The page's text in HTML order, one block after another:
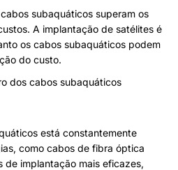
subaquáticos superam os
A implantação de satélites é
os cabos subaquáticos podem
do custo.
dos cabos subaquáticos
está constantemente
como cabos de fibra óptica
de implantação mais eficazes,